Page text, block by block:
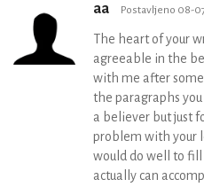
aa Postavljeno 08-
The heart of your
agreeable in the
with me after
the paragraphs
a believer but just
problem with your
would do well to fill
actually can